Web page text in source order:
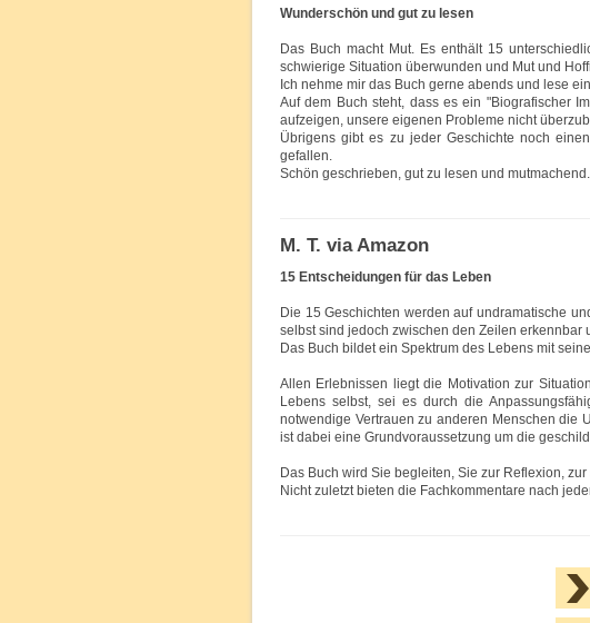
Wunderschön und gut zu lesen
Das Buch macht Mut. Es enthält 15
schwierige Situation überwunden und Mut und
Ich nehme mir das Buch gerne abends und lese
Auf dem Buch steht, dass es ein "Biografischer
aufzeigen, unsere eigenen Probleme nicht
Übrigens gibt es zu jeder Geschichte noch
gefallen.
Schön geschrieben, gut zu lesen und
M. T. via Amazon
15 Entscheidungen für das Leben
Die 15 Geschichten werden auf undramatische
selbst sind jedoch zwischen den Zeilen
Das Buch bildet ein Spektrum des Lebens mit
Allen Erlebnissen liegt die Motivation zur
Lebens selbst, sei es durch die
notwendige Vertrauen zu anderen Menschen die
ist dabei eine Grundvoraussetzung um die
Das Buch wird Sie begleiten, Sie zur Reflexion,
Nicht zuletzt bieten die Fachkommentare nach